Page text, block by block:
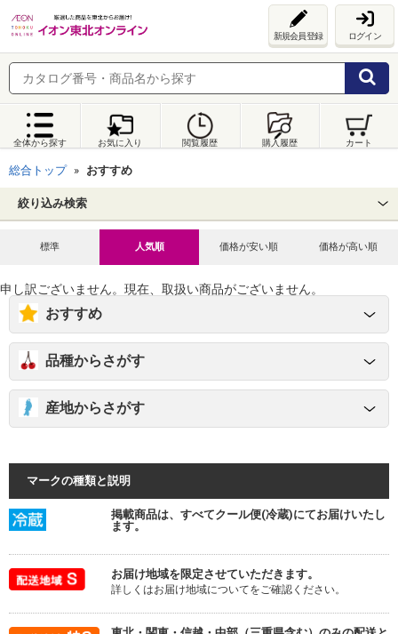
新規会員登録 ログイン
全体から探す お気に入り 閲覧履歴 購入履歴 カート
総合トップ おすすめ
絞り込み検索
標準 人気順 価格が安い順 価格が高い順
申し訳ございません。現在、取扱い商品がございません。
おすすめ
品種からさがす
産地からさがす
マークの種類と説明
掲載商品は、すべてクール便(冷蔵)にてお届けいたし
ます。
お届け地域を限定させていただきます。
詳しくはお届け地域についてをご確認ください。